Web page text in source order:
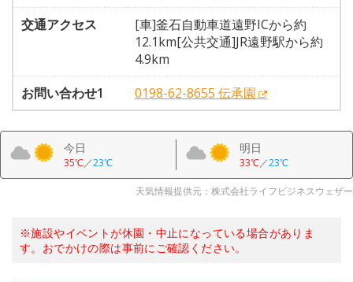
交通アクセス
[車]釜石自動車道遠野ICから約
12.1km[公共交通]JR遠野駅から約
4.9km
お問い合わせ1
0198-62-8655 伝承園
今日
35℃／23℃
明日
33℃／23℃
天気情報提供元：株式会社ライフビジネスウェザー
※施設やイベントが休園・中止になっている場合がありま
す。おでかけの際は事前にご確認ください。